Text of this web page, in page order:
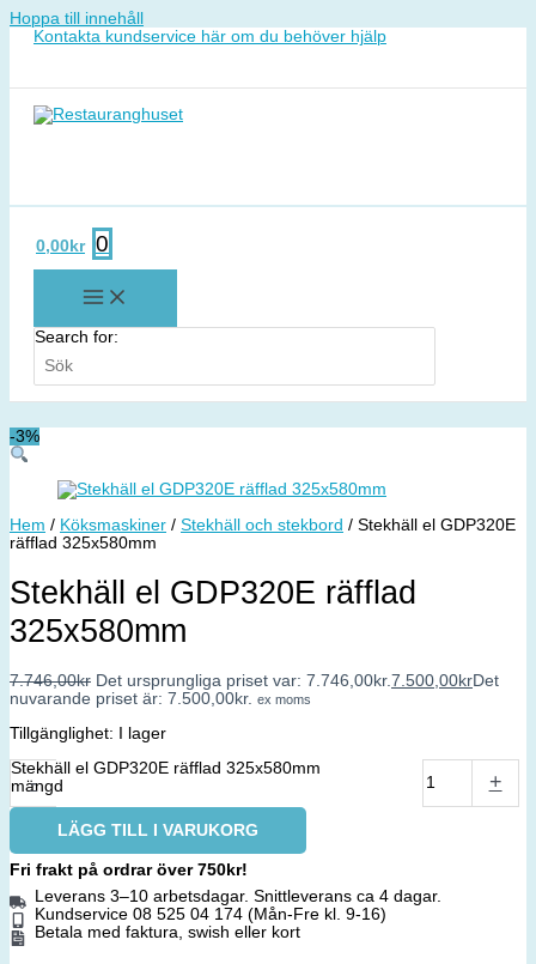
Hoppa till innehåll
Kontakta kundservice här om du behöver hjälp
0,00 kr 0
Search for:
-3%
Hem / Köksmaskiner / Stekhäll och stekbord / Stekhäll el GDP320E
räfflad 325x580mm
Stekhäll el GDP320E räfflad
325x580mm
7.746,00kr Det ursprungliga priset var: 7.746,00kr.7.500,00krDet
nuvarande priset är: 7.500,00kr. ex moms
Tillgänglighet: I lager
-
Stekhäll el GDP320E räfflad 325x580mm
mängd
+
LÄGG TILL I VARUKORG
Fri frakt på ordrar över 750kr!
Leverans 3–10 arbetsdagar. Snittleverans ca 4 dagar.
Kundservice 08 525 04 174 (Mån-Fre kl. 9-16)
Betala med faktura, swish eller kort